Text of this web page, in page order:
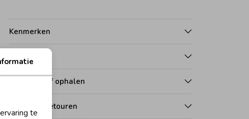
Kenmerken
Betalen
Bezorgen of ophalen
Ruilen en retouren
te